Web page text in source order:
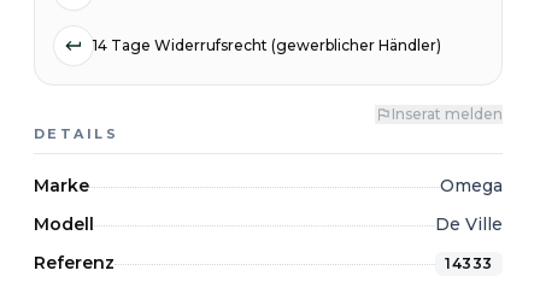
14 Tage Widerrufsrecht (gewerblicher Händler)
Inserat melden
DETAILS
Marke
Omega
Modell
De Ville
Referenz
14333